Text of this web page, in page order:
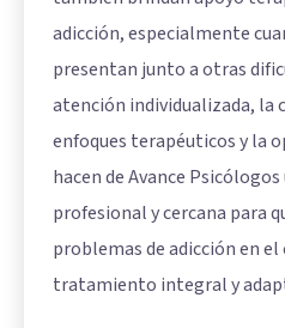
adicción, especialmente
presentan junto a otras
atención individualizada, la
enfoques terapéuticos y la
hacen de Avance
profesional y cercana para
problemas de adicción en
tratamiento integral y